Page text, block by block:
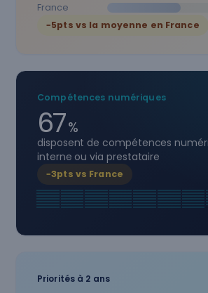
France
−5pts vs la moyenne en France
Compétences numériques
67%
disposent de compétences
interne ou via prestataire
−3pts vs France
Priorités à 2 ans